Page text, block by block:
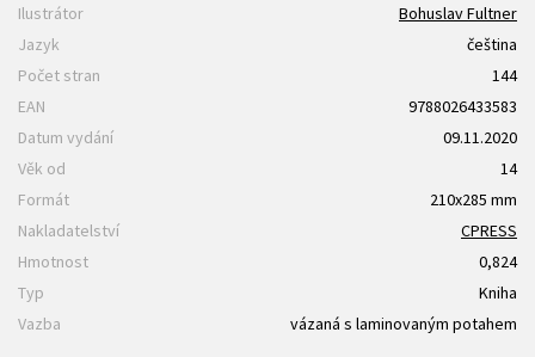
Ilustrátor
Bohuslav Fultner
Jazyk
čeština
Počet stran
144
EAN
9788026433583
Datum vydání
09.11.2020
Věk od
14
Formát
210x285 mm
Nakladatelství
CPRESS
Hmotnost
0,824
Typ
Kniha
Vazba
vázaná s laminovaným potahem